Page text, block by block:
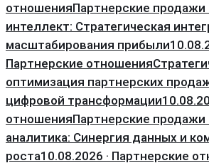
отношенияПартнерские продажи
интеллект: Стратегическая
масштабирования прибыли
Партнерские отношения
оптимизация партнерских
цифровой трансформации
отношенияПартнерские продажи
аналитика: Синергия данных и
роста10.08.2026 · Партнерские